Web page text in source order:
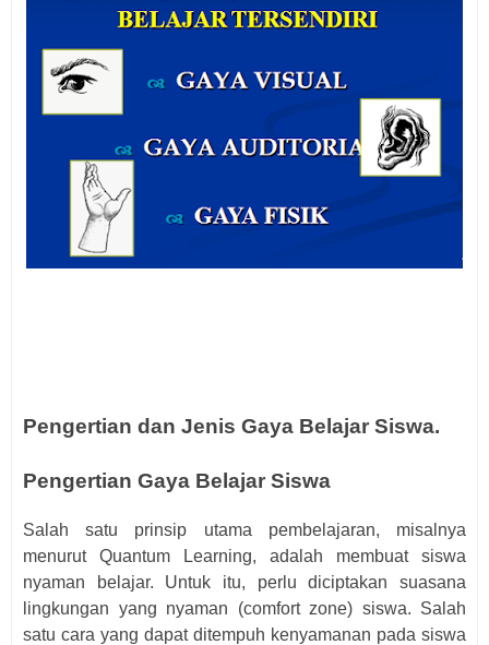
Pengertian dan Jenis Gaya Belajar Siswa.
Pengertian Gaya Belajar Siswa
Salah satu prinsip utama pembelajaran, misalnya
menurut Quantum Learning, adalah membuat siswa
nyaman belajar. Untuk itu, perlu diciptakan suasana
lingkungan yang nyaman (comfort zone) siswa. Salah
satu cara yang dapat ditempuh kenyamanan pada siswa